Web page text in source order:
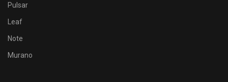
Pulsar
Leaf
Note
Murano